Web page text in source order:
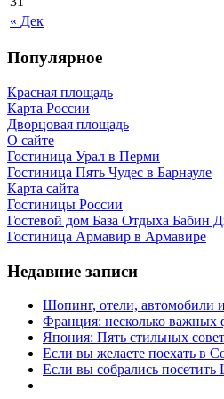
« Дек
Популярное
Красная площадь
Карта России
Дворцовая площадь
О сайте
Гостиница Урал в Перми
Гостиница Пять Чудес в Барнауле
Карта сайта
Гостиницы России
Гостевой дом База Отдыха Бабин
Гостиница Армавир в Армавире
Недавние записи
Шопинг, отели, автомобили
Франция: несколько
Япония: Пять стильных
Если вы желаете поехать в
Если вы собрались